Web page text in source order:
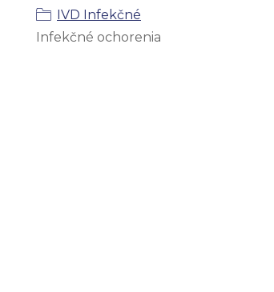
IVD Infekčné
Infekčné ochorenia